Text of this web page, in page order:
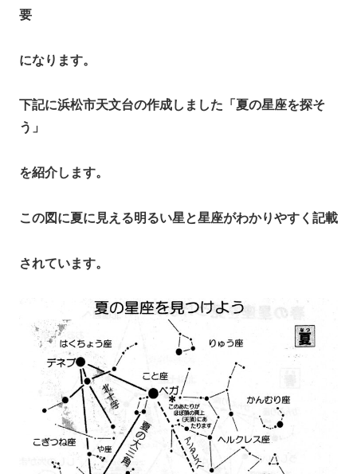
要
になります。
下記に浜松市天文台の作成しました「夏の星座を探そ
う」
を紹介します。
この図に夏に見える明るい星と星座がわかりやすく記載
されています。